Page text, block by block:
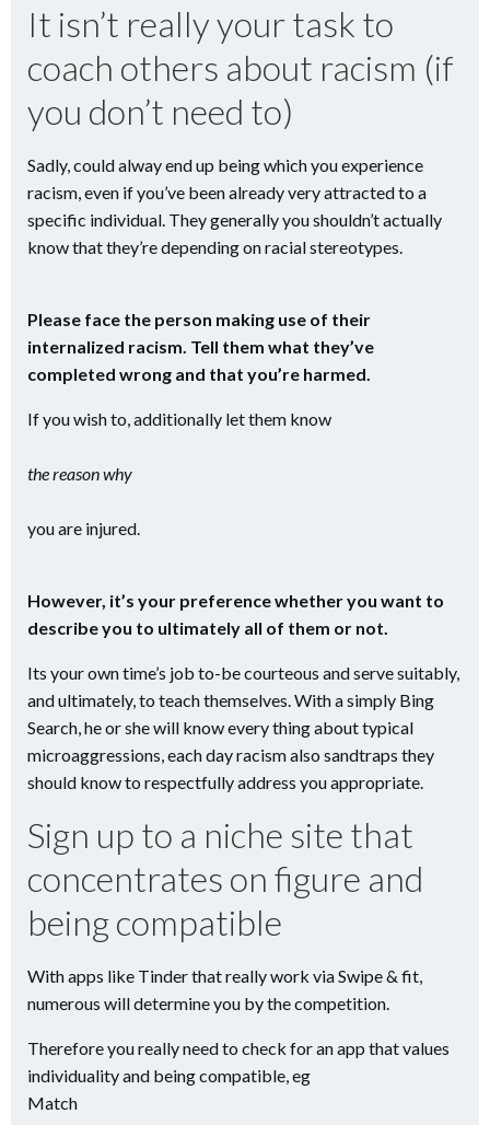
It isn’t really your task to
coach others about racism (if
you don’t need to)
Sadly, could alway end up being which you experience
racism, even if you’ve been already very attracted to a
specific individual. They generally you shouldn’t actually
know that they’re depending on racial stereotypes.
Please face the person making use of their
internalized racism. Tell them what they’ve
completed wrong and that you’re harmed.
If you wish to, additionally let them know
the reason why
you are injured.
However, it’s your preference whether you want to
describe you to ultimately all of them or not.
Its your own time’s job to-be courteous and serve suitably,
and ultimately, to teach themselves. With a simply Bing
Search, he or she will know every thing about typical
microaggressions, each day racism also sandtraps they
should know to respectfully address you appropriate.
Sign up to a niche site that
concentrates on figure and
being compatible
With apps like Tinder that really work via Swipe & fit,
numerous will determine you by the competition.
Therefore you really need to check for an app that values
individuality and being compatible, eg
Match